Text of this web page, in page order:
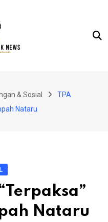
& Sosial
TPA
Nataru
Nataru